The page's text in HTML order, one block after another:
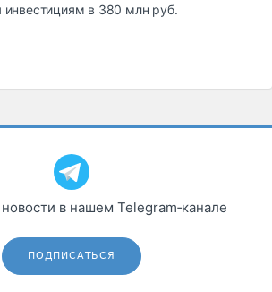
инвестициям в 380 млн руб.
в нашем Telegram‑канале
ПОДПИСАТЬСЯ